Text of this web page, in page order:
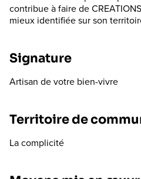
contribue à faire de
mieux identifiée sur son
Signature
Artisan de votre bien-vivre
Territoire de
La complicité